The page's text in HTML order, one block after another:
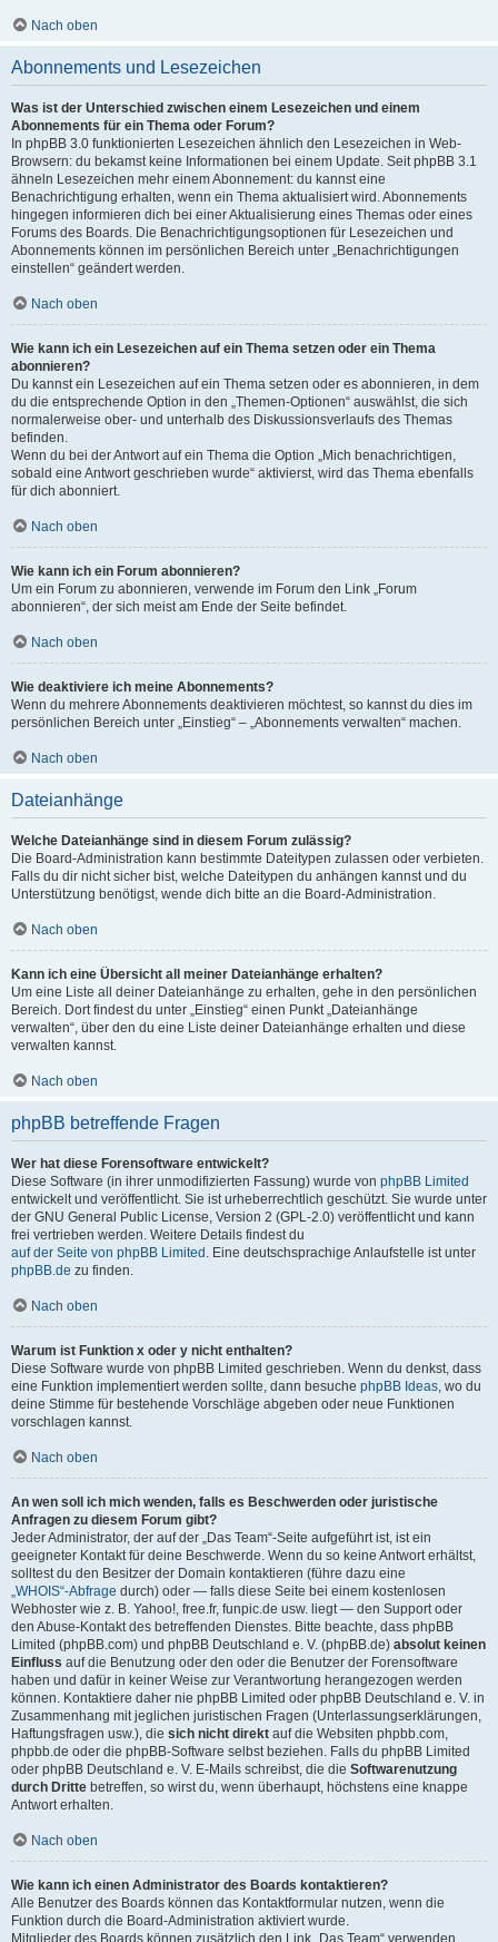
Nach oben
Abonnements und Lesezeichen
Was ist der Unterschied zwischen einem Lesezeichen und einem
Abonnements für ein Thema oder Forum?
In phpBB 3.0 funktionierten Lesezeichen ähnlich den Lesezeichen in Web-
Browsern: du bekamst keine Informationen bei einem Update. Seit phpBB 3.1
ähneln Lesezeichen mehr einem Abonnement: du kannst eine
Benachrichtigung erhalten, wenn ein Thema aktualisiert wird. Abonnements
hingegen informieren dich bei einer Aktualisierung eines Themas oder eines
Forums des Boards. Die Benachrichtigungsoptionen für Lesezeichen und
Abonnements können im persönlichen Bereich unter „Benachrichtigungen
einstellen“ geändert werden.
Nach oben
Wie kann ich ein Lesezeichen auf ein Thema setzen oder ein Thema
abonnieren?
Du kannst ein Lesezeichen auf ein Thema setzen oder es abonnieren, in dem
du die entsprechende Option in den „Themen-Optionen“ auswählst, die sich
normalerweise ober- und unterhalb des Diskussionsverlaufs des Themas
befinden.
Wenn du bei der Antwort auf ein Thema die Option „Mich benachrichtigen,
sobald eine Antwort geschrieben wurde“ aktivierst, wird das Thema ebenfalls
für dich abonniert.
Nach oben
Wie kann ich ein Forum abonnieren?
Um ein Forum zu abonnieren, verwende im Forum den Link „Forum
abonnieren“, der sich meist am Ende der Seite befindet.
Nach oben
Wie deaktiviere ich meine Abonnements?
Wenn du mehrere Abonnements deaktivieren möchtest, so kannst du dies im
persönlichen Bereich unter „Einstieg“ – „Abonnements verwalten“ machen.
Nach oben
Dateianhänge
Welche Dateianhänge sind in diesem Forum zulässig?
Die Board-Administration kann bestimmte Dateitypen zulassen oder verbieten.
Falls du dir nicht sicher bist, welche Dateitypen du anhängen kannst und du
Unterstützung benötigst, wende dich bitte an die Board-Administration.
Nach oben
Kann ich eine Übersicht all meiner Dateianhänge erhalten?
Um eine Liste all deiner Dateianhänge zu erhalten, gehe in den persönlichen
Bereich. Dort findest du unter „Einstieg“ einen Punkt „Dateianhänge
verwalten“, über den du eine Liste deiner Dateianhänge erhalten und diese
verwalten kannst.
Nach oben
phpBB betreffende Fragen
Wer hat diese Forensoftware entwickelt?
Diese Software (in ihrer unmodifizierten Fassung) wurde von phpBB Limited
entwickelt und veröffentlicht. Sie ist urheberrechtlich geschützt. Sie wurde unter
der GNU General Public License, Version 2 (GPL-2.0) veröffentlicht und kann
frei vertrieben werden. Weitere Details findest du
auf der Seite von phpBB Limited . Eine deutschsprachige Anlaufstelle ist unter
phpBB.de zu finden.
Nach oben
Warum ist Funktion x oder y nicht enthalten?
Diese Software wurde von phpBB Limited geschrieben. Wenn du denkst, dass
eine Funktion implementiert werden sollte, dann besuche phpBB Ideas, wo du
deine Stimme für bestehende Vorschläge abgeben oder neue Funktionen
vorschlagen kannst.
Nach oben
An wen soll ich mich wenden, falls es Beschwerden oder juristische
Anfragen zu diesem Forum gibt?
Jeder Administrator, der auf der „Das Team“-Seite aufgeführt ist, ist ein
geeigneter Kontakt für deine Beschwerde. Wenn du so keine Antwort erhältst,
solltest du den Besitzer der Domain kontaktieren (führe dazu eine
„WHOIS“-Abfrage durch) oder — falls diese Seite bei einem kostenlosen
Webhoster wie z. B. Yahoo!, free.fr, funpic.de usw. liegt — den Support oder
den Abuse-Kontakt des betreffenden Dienstes. Bitte beachte, dass phpBB
Limited (phpBB.com) und phpBB Deutschland e. V. (phpBB.de) absolut keinen
Einfluss auf die Benutzung oder den oder die Benutzer der Forensoftware
haben und dafür in keiner Weise zur Verantwortung herangezogen werden
können. Kontaktiere daher nie phpBB Limited oder phpBB Deutschland e. V. in
Zusammenhang mit jeglichen juristischen Fragen (Unterlassungserklärungen,
Haftungsfragen usw.), die sich nicht direkt auf die Websiten phpbb.com,
phpbb.de oder die phpBB-Software selbst beziehen. Falls du phpBB Limited
oder phpBB Deutschland e. V. E-Mails schreibst, die die Softwarenutzung
durch Dritte betreffen, so wirst du, wenn überhaupt, höchstens eine knappe
Antwort erhalten.
Nach oben
Wie kann ich einen Administrator des Boards kontaktieren?
Alle Benutzer des Boards können das Kontaktformular nutzen, wenn die
Funktion durch die Board-Administration aktiviert wurde.
Mitglieder des Boards können zusätzlich den Link „Das Team“ verwenden.